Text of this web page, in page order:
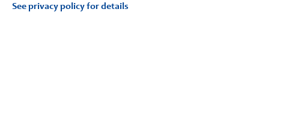
See privacy policy for details